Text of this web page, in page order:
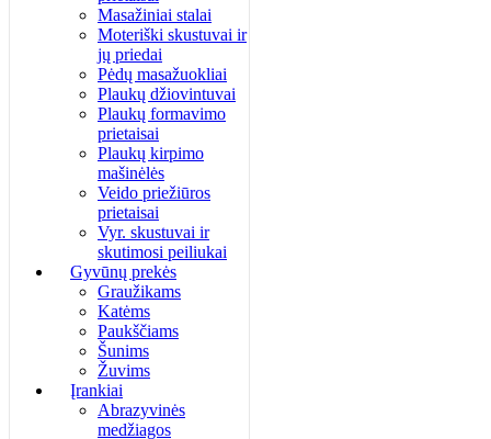
Masažiniai stalai
Moteriški skustuvai ir
jų priedai
Pėdų masažuokliai
Plaukų džiovintuvai
Plaukų formavimo
prietaisai
Plaukų kirpimo
mašinėlės
Veido priežiūros
prietaisai
Vyr. skustuvai ir
skutimosi peiliukai
Gyvūnų prekės
Graužikams
Katėms
Paukščiams
Šunims
Žuvims
Įrankiai
Abrazyvinės
medžiagos